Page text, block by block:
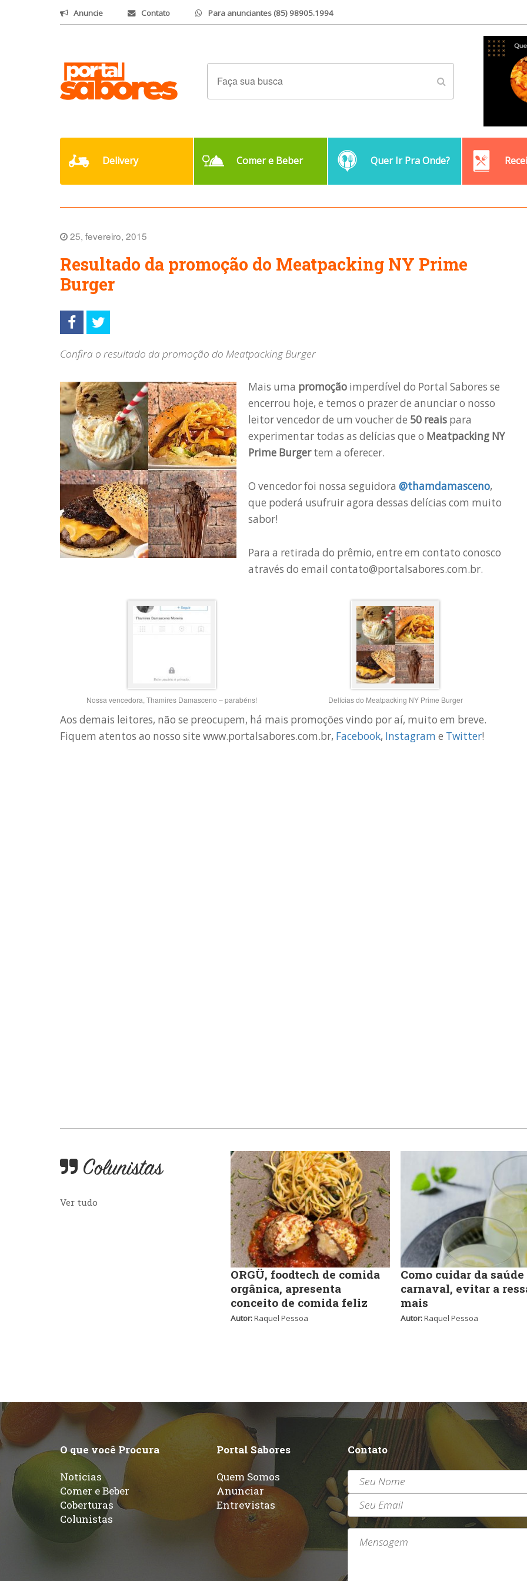
Anuncie Contato Para anunciantes (85) 98905.1994
Delivery Comer e Beber Quer Ir Pra Onde?
25, fevereiro, 2015
Resultado da promoção do Meatpacking NY Prime
Burger
Confira o resultado da promoção do Meatpacking Burger
Mais uma promoção imperdível do Portal Sabores se
encerrou hoje, e temos o prazer de anunciar o nosso
leitor vencedor de um voucher de 50 reais para
experimentar todas as delícias que o Meatpacking NY
Prime Burgertem a oferecer.
O vencedor foi nossa seguidora @thamdamasceno,
que poderá usufruir agora dessas delícias com muito
sabor!
Para a retirada do prêmio, entre em contato conosco
através do email contato@portalsabores.com.br.
Nossa vencedora, Thamires Damasceno – parabéns! Delícias do Meatpacking NY Prime Burger
Aos demais leitores, não se preocupem, há mais promoções vindo por aí, muito em breve.
Fiquem atentos ao nosso site www.portalsabores.com.br, Facebook, Instagram e Twitter!
Colunistas
Ver tudo
ORGÜ, foodtech de comida
orgânica, apresenta
conceito de comida feliz
Autor:Raquel Pessoa
Como cuidar da saúde
carnaval, evitar a
mais
Autor:Raquel Pessoa
O que você Procura
Notícias
Comer e Beber
Coberturas
Colunistas
Portal Sabores
Quem Somos
Anunciar
Entrevistas
Contato